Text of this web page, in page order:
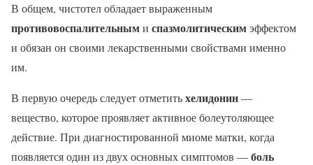
В общем, чистотел обладает выраженным
противовоспалительными спазмолитическимэффектом
и обязан он своими лекарственными свойствами именно
им.
В первую очередь следует отметитьхелидонин—
вещество, которое проявляет активное болеутоляющее
действие. При диагностированной миоме матки, когда
появляется один из двух основных симптомов —боль